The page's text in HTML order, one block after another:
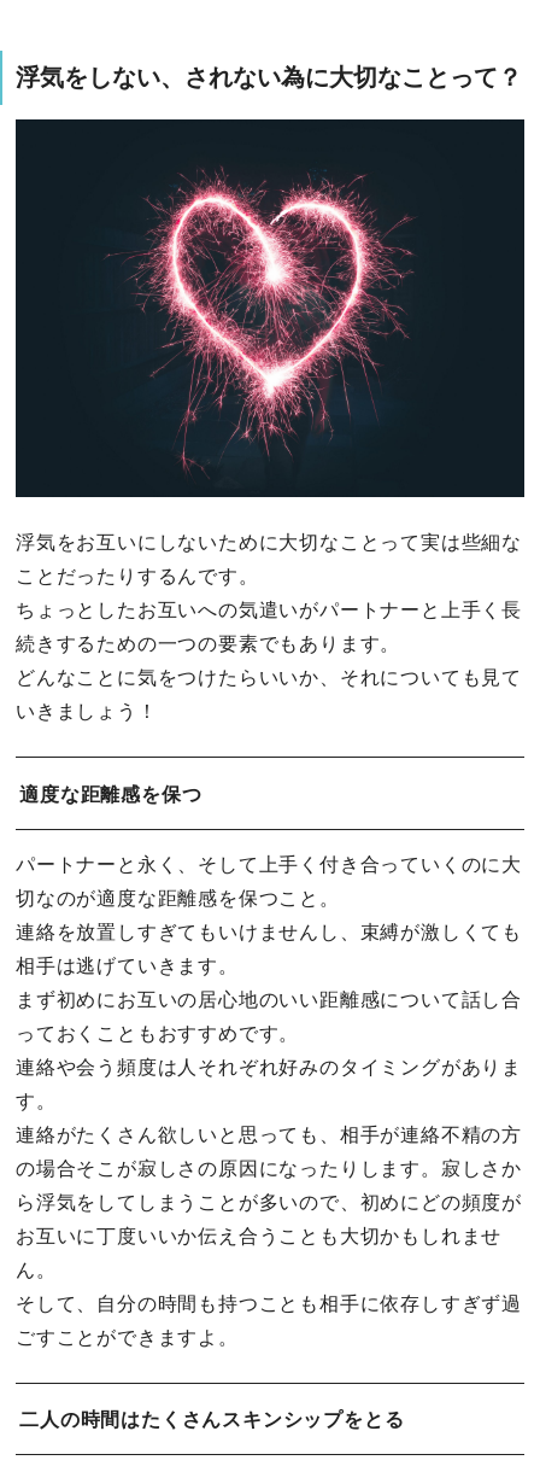
浮気をしない、されない為に大切なことって？
浮気をお互いにしないために大切なことって実は些細な
ことだったりするんです。
ちょっとしたお互いへの気遣いがパートナーと上手く長
続きするための一つの要素でもあります。
どんなことに気をつけたらいいか、それについても見て
いきましょう！
適度な距離感を保つ
パートナーと永く、そして上手く付き合っていくのに大
切なのが適度な距離感を保つこと。
連絡を放置しすぎてもいけませんし、束縛が激しくても
相手は逃げていきます。
まず初めにお互いの居心地のいい距離感について話し合
っておくこともおすすめです。
連絡や会う頻度は人それぞれ好みのタイミングがありま
す。
連絡がたくさん欲しいと思っても、相手が連絡不精の方
の場合そこが寂しさの原因になったりします。寂しさか
ら浮気をしてしまうことが多いので、初めにどの頻度が
お互いに丁度いいか伝え合うことも大切かもしれませ
ん。
そして、自分の時間も持つことも相手に依存しすぎず過
ごすことができますよ。
二人の時間はたくさんスキンシップをとる